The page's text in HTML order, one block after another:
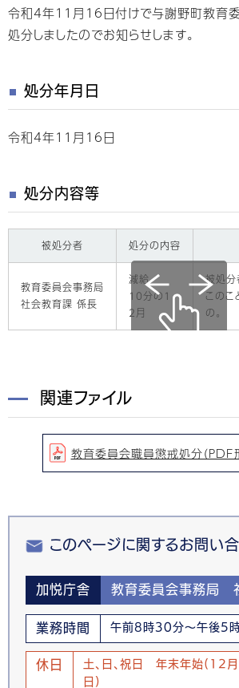
令和4年11月16日付けで与謝野町教育
処分しましたのでお知らせします。
処分年月日
令和4年11月16日
処分内容等
被処分者 処分の内容
教育委員会事務局
社会教育課 係長
減給
10分の1
2月
被処分
このこ
の。
関連ファイル
教育委員会職員懲戒処分（PDF
このページに関するお問い
加悦庁舎 教育委員会事務局
業務時間 午前8時30分～午後5
休日
土、日、祝日 年末年始(12
日)